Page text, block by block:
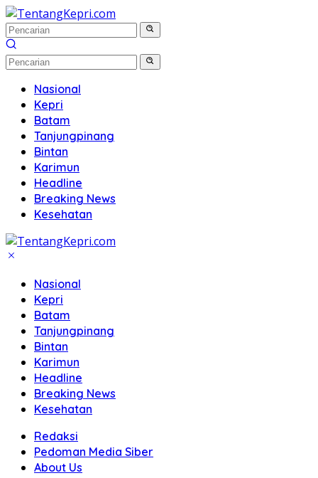
Langsung
ke
konten
Nasional
Kepri
Batam
Tanjungpinang
Bintan
Karimun
Headline
Breaking News
Kesehatan
Nasional
Kepri
Batam
Tanjungpinang
Bintan
Karimun
Headline
Breaking News
Kesehatan
Redaksi
Pedoman Media Siber
About Us